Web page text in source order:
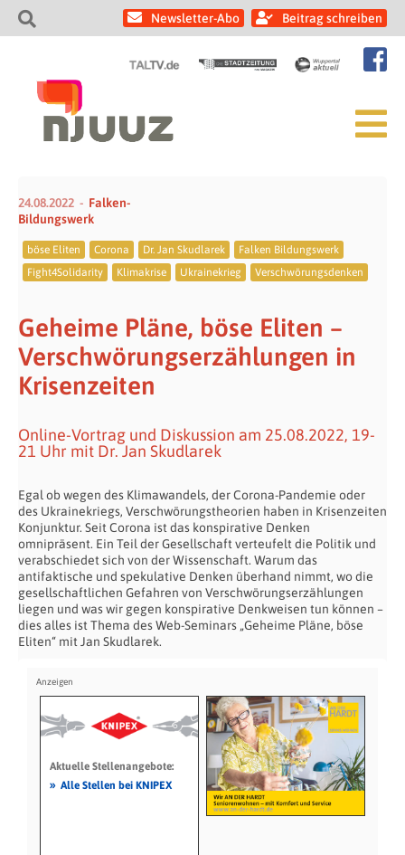
Newsletter-Abo Beitrag schreiben
24.08.2022
Falken-
Bildungswerk
böse Eliten Corona Dr. Jan Skudlarek
Falken Bildungswerk
Fight4Solidarity
Klimakrise Ukrainekrieg Verschwörungsdenken
Geheime Pläne, böse Eliten –
Verschwörungserzählungen in
Krisenzeiten
Online-Vortrag und Diskussion am 25.08.2022, 19-
21 Uhr mit Dr. Jan Skudlarek
Egal ob wegen des Klimawandels, der Corona-Pandemie oder
des Ukrainekriegs, Verschwörungstheorien haben in Krisenzeiten
Konjunktur. Seit Corona ist das konspirative Denken
omnipräsent. Ein Teil der Gesellschaft verteufelt die Politik und
verabschiedet sich von der Wissenschaft. Warum das
antifaktische und spekulative Denken überhand nimmt, wo die
gesellschaftlichen Gefahren von Verschwörungserzählungen
liegen und was wir gegen konspirative Denkweisen tun können –
dies alles ist Thema des Web-Seminars „Geheime Pläne, böse
Eliten“ mit Jan Skudlarek.
Aktuelle Stellenangebote:
» Alle Stellen bei KNIPEX